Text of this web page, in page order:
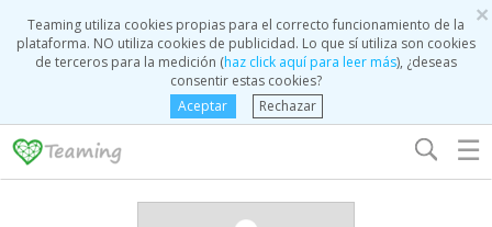
×
Teaming utiliza cookies propias para el correcto funcionamiento de la
plataforma. NO utiliza cookies de publicidad. Lo que sí utiliza son cookies
de terceros para la medición (haz click aquí para leer más), ¿deseas
consentir estas cookies?
Aceptar
Rechazar
☰